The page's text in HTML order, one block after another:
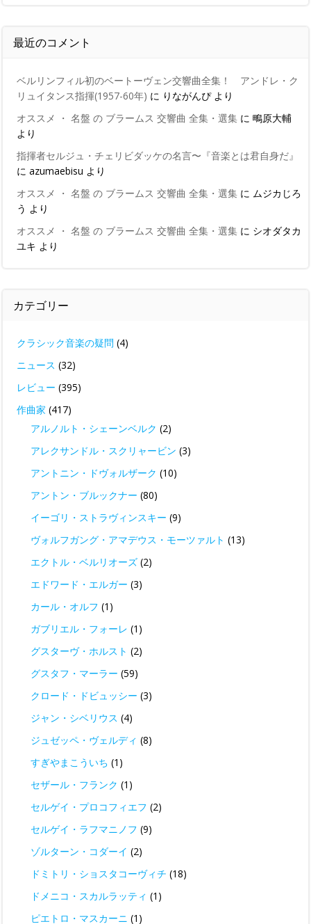
最近のコメント
ベルリンフィル初のベートーヴェン交響曲全集！ アンドレ・ク
リュイタンス指揮(1957-60年) に りながんぴより
オススメ ・ 名盤 の ブラームス 交響曲 全集・選集 に 鴫原大輔
より
指揮者セルジュ・チェリビダッケの名言〜『音楽とは君自身だ』
に azumaebisu より
オススメ ・ 名盤 の ブラームス 交響曲 全集・選集 に ムジカじろ
う より
オススメ ・ 名盤 の ブラームス 交響曲 全集・選集 に シオダタカ
ユキ より
カテゴリー
クラシック音楽の疑問 (4)
ニュース (32)
レビュー (395)
作曲家 (417)
アルノルト・シェーンベルク (2)
アレクサンドル・スクリャービン (3)
アントニン・ドヴォルザーク (10)
アントン・ブルックナー (80)
イーゴリ・ストラヴィンスキー (9)
ヴォルフガング・アマデウス・モーツァルト (13)
エクトル・ベルリオーズ (2)
エドワード・エルガー (3)
カール・オルフ (1)
ガブリエル・フォーレ (1)
グスターヴ・ホルスト (2)
グスタフ・マーラー (59)
クロード・ドビュッシー (3)
ジャン・シベリウス (4)
ジュゼッペ・ヴェルディ (8)
すぎやまこういち (1)
セザール・フランク (1)
セルゲイ・プロコフィエフ (2)
セルゲイ・ラフマニノフ (9)
ゾルターン・コダーイ (2)
ドミトリ・ショスタコーヴィチ (18)
ドメニコ・スカルラッティ (1)
ピエトロ・マスカーニ (1)